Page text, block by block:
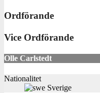
Ordförande
Vice Ordförande
Olle Carlstedt
Nationalitet
Sverige